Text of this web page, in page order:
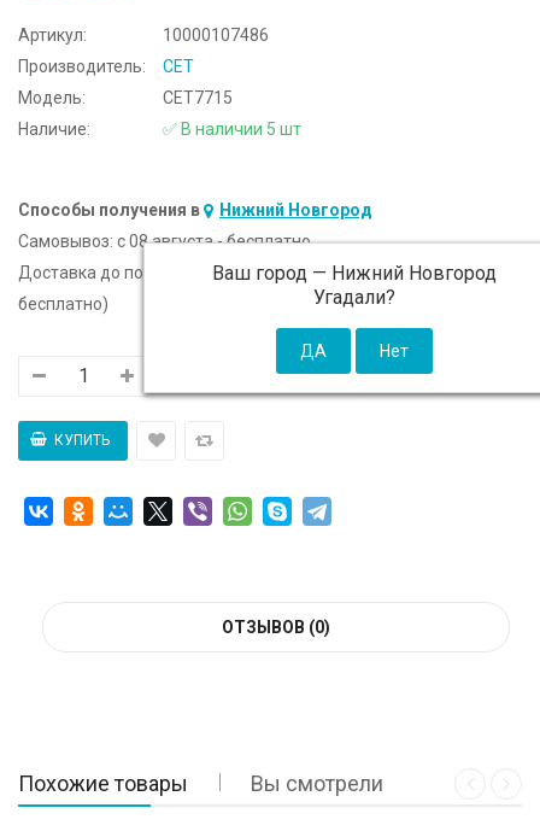
Артикул:
10000107486
Производитель:
CET
Модель:
CET7715
Наличие:
✅ В наличии 5 шт
Способы получения в Нижний Новгород
Ваш город — Нижний Новгород
Угадали?
Самовывоз: c 08 августа - бесплатно
Доставка до подъезда:
c 08 августа - 300 ₽ (от 5 000 ₽
бесплатно)
ОТЗЫВОВ (0)
Похожие товары Вы смотрели